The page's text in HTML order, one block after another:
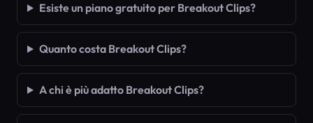
Esiste un piano gratuito per Breakout Clips?
Quanto costa Breakout Clips?
A chi è più adatto Breakout Clips?